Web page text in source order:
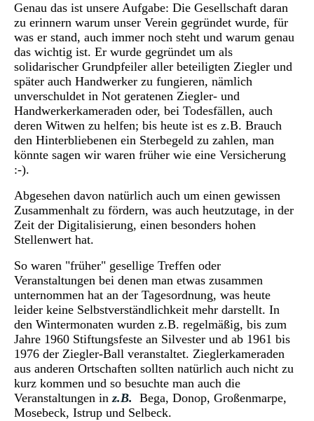
Genau das ist unsere Aufgabe: Die Gesellschaft daran
zu erinnern warum unser Verein gegründet wurde, für
was er stand, auch immer noch steht und warum genau
das wichtig ist. Er wurde gegründet um als
solidarischer Grundpfeiler aller beteiligten Ziegler und
später auch Handwerker zu fungieren, nämlich
unverschuldet in Not geratenen Ziegler- und
Handwerkerkameraden oder, bei Todesfällen, auch
deren Witwen zu helfen; bis heute ist es z.B. Brauch
den Hinterbliebenen ein Sterbegeld zu zahlen, man
könnte sagen wir waren früher wie eine Versicherung
:-).
Abgesehen davon natürlich auch um einen gewissen
Zusammenhalt zu fördern, was auch heutzutage, in der
Zeit der Digitalisierung, einen besonders hohen
Stellenwert hat.
So waren "früher" gesellige Treffen oder
Veranstaltungen bei denen man etwas zusammen
unternommen hat an der Tagesordnung, was heute
leider keine Selbstverständlichkeit mehr darstellt. In
den Wintermonaten wurden z.B. regelmäßig, bis zum
Jahre 1960 Stiftungsfeste an Silvester und ab 1961 bis
1976 der Ziegler-Ball veranstaltet. Zieglerkameraden
aus anderen Ortschaften sollten natürlich auch nicht zu
kurz kommen und so besuchte man auch die
Veranstaltungen inz.B. Bega, Donop, Großenmarpe,
Mosebeck, Istrup und Selbeck.